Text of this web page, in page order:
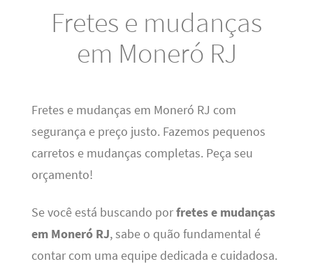
Fretes e mudanças
em Moneró RJ
Fretes e mudanças em Moneró RJ com
segurança e preço justo. Fazemos pequenos
carretos e mudanças completas. Peça seu
orçamento!
Se você está buscando porfretes e mudanças
em Moneró RJ, sabe o quão fundamental é
contar com uma equipe dedicada e cuidadosa.